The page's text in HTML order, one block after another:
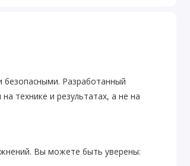
безопасными. Разработанный
технике и результатах, а не на
Вы можете быть уверены: